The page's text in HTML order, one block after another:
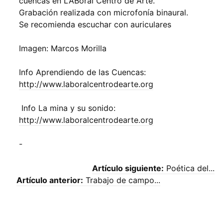
Grabación realizada con microfonía binaural.
Se recomienda escuchar con auriculares
Imagen: Marcos Morilla
Info Aprendiendo de las Cuencas:
http://www.laboralcentrodearte.org
Info La mina y su sonido:
http://www.laboralcentrodearte.org
-
Artículo siguiente: Poética del...
Artículo anterior: Trabajo de campo...